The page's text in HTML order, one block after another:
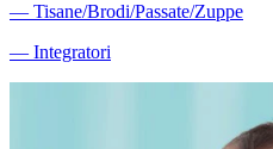
― Tisane/Brodi/Passate/Zuppe
― Integratori